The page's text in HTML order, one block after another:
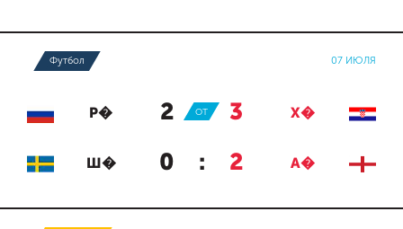
Футбол 07 ИЮЛЯ
Р� 2 : 3 Х�
ОТ
Ш� 0 : 2 А�